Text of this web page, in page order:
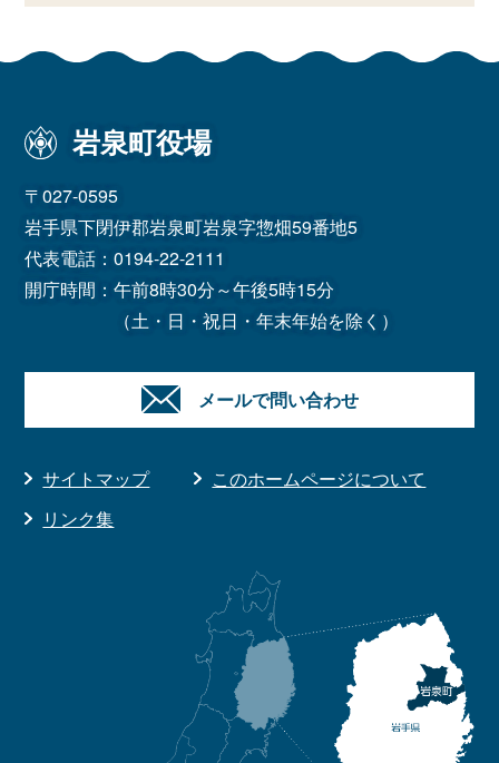
岩泉町役場
〒027-0595
岩手県下閉伊郡岩泉町岩泉字惣畑59番地5
代表電話：0194-22-2111
開庁時間：午前8時30分～午後5時15分
（土・日・祝日・年末年始を除く）
メールで問い合わせ
サイトマップ
このホームページについて
リンク集